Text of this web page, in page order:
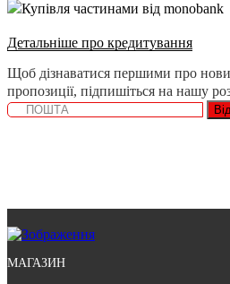
Купівля частинами від monobank
Детальніше про кредитування
Щоб дізнаватися першими про
пропозиції, підпишіться на нашу
МАГАЗИН